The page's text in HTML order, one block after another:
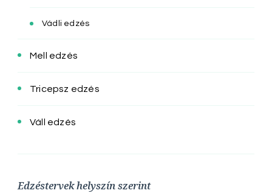
Vádli edzés
Mell edzés
Tricepsz edzés
Váll edzés
Edzéstervek helyszín szerint